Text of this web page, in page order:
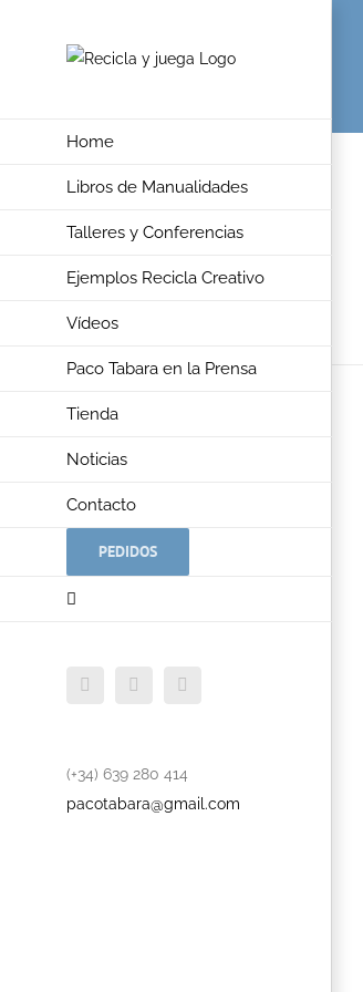
Home
Libros de Manualidades
Talleres y Conferencias
Ejemplos Recicla Creativo
Vídeos
Paco Tabara en la Prensa
Tienda
Noticias
Contacto
PEDIDOS
FacebookTwitter
(+34) 639 280 414
pacotabara@gmail.com